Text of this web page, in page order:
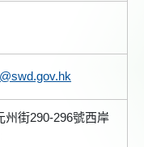
州街290-296號西岸